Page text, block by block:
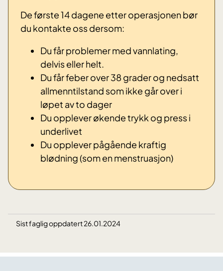
De første 14 dagene etter operasjonen bør
du kontakte oss dersom:
Du får problemer med vannlating,
delvis eller helt.
Du får feber over 38 grader og nedsatt
allmenntilstand som ikke går over i
løpet av to dager
Du opplever økende trykk og press i
underlivet
Du opplever pågående kraftig
blødning (som en menstruasjon)
Sist faglig oppdatert 26.01.2024